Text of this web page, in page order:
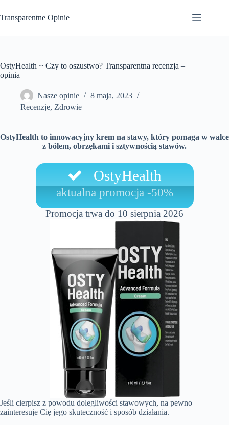
do
treści
Transparentne Opinie
OstyHealth ~ Czy to oszustwo? Transparentna recenzja –
opinia
Nasze opinie
8 maja, 2023
Recenzje, Zdrowie
OstyHealth to innowacyjny krem na stawy, który pomaga w walce
z bólem, obrzękami i sztywnością stawów.
OstyHealth
aktualna promocja -50%
Promocja trwa do 10 sierpnia 2026
Jeśli cierpisz z powodu dolegliwości stawowych, na pewno
zainteresuje Cię jego skuteczność i sposób działania.